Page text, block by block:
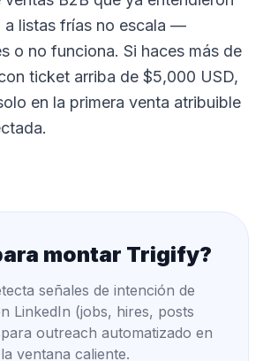
a listas frías no escala —
o no funciona. Si haces más de
ticket arriba de $5,000 USD,
en la primera venta atribuible
montar Trigify?
señales de intención de
LinkedIn (jobs, hires, posts
outreach automatizado en
la ventana caliente.